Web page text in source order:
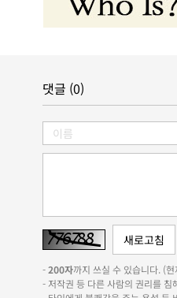
댓글 (0)
-200자까지 쓰실 수 있습니다. (
- 저작권 등 다른 사람의 권리를